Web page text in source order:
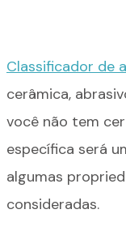
Classificador de
cerâmica,
você não tem
específica será
algumas
consideradas.